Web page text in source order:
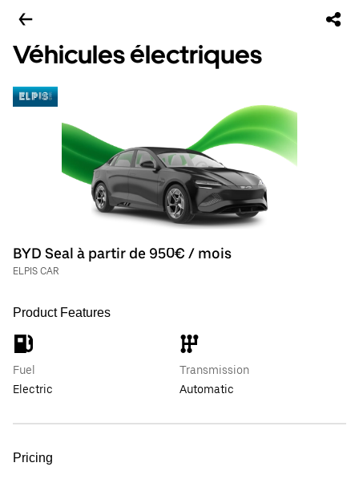
Véhicules électriques
BYD Seal à partir de 950€ / mois
ELPIS CAR
Product Features
Fuel
Electric
Transmission
Automatic
Pricing